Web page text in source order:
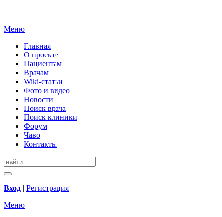
Меню
Главная
О проекте
Пациентам
Врачам
Wiki-статьи
Фото и видео
Новости
Поиск врача
Поиск клиники
Форум
Чаво
Контакты
Вход | Регистрация
Меню